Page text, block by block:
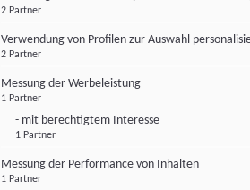
2 Partner
Verwendung von Profilen zur Auswahl
2 Partner
Messung der Werbeleistung
1 Partner
- mit berechtigtem Interesse
1 Partner
Messung der Performance von Inhalten
1 Partner